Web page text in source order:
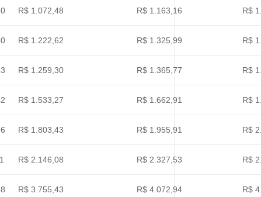
R$ 1.072,48 R$ 1.163,16 R$
R$ 1.222,62 R$ 1.325,99 R$
R$ 1.259,30 R$ 1.365,77 R$
R$ 1.533,27 R$ 1.662,91 R$
R$ 1.803,43 R$ 1.955,91 R$
R$ 2.146,08 R$ 2.327,53 R$
R$ 3.755,43 R$ 4.072,94 R$